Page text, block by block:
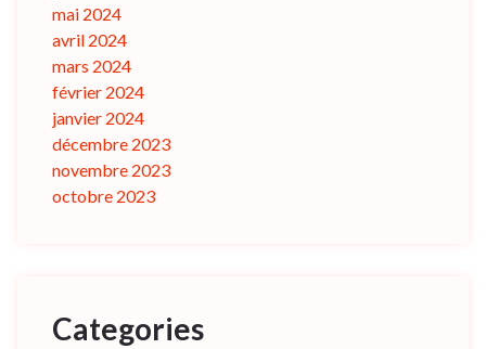
mai 2024
avril 2024
mars 2024
février 2024
janvier 2024
décembre 2023
novembre 2023
octobre 2023
Categories